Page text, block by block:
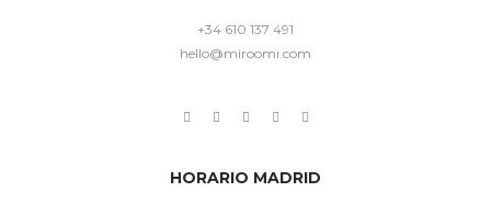
+34 610 137 491
hello@miroomi.com
HORARIO MADRID